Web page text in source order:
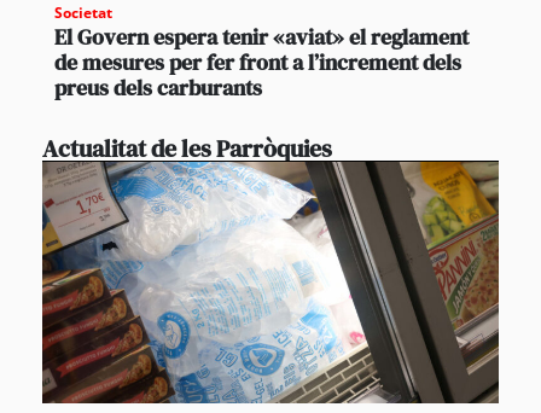
Societat
El Govern espera tenir «aviat» el reglament
de mesures per fer front a l’increment dels
preus dels carburants
Actualitat de les Parròquies